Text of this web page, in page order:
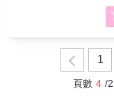
1
頁數 4 /